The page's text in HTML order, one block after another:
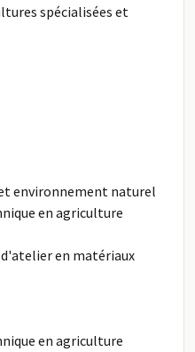
spécialisées et
environnement naturel
en agriculture
en matériaux
en agriculture